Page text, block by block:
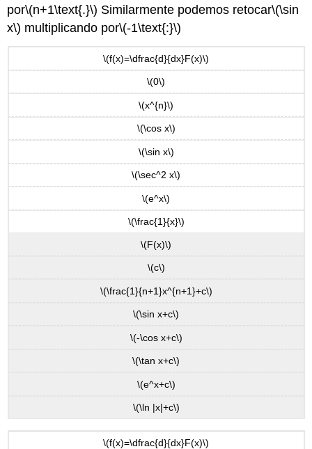
por\(n+1\text{.}\) Similarmente podemos retocar\(\sin
x\) multiplicando por\(-1\text{:}\)
\(f(x)=\dfrac{d}{dx}F(x)\)
\(0\)
\(x^{n}\)
\(\cos x\)
\(\sin x\)
\(\sec^2 x\)
\(e^x\)
\(\frac{1}{x}\)
\(F(x)\)
\(c\)
\(\frac{1}{n+1}x^{n+1}+c\)
\(\sin x+c\)
\(-\cos x+c\)
\(\tan x+c\)
\(e^x+c\)
\(\ln |x|+c\)
\(f(x)=\dfrac{d}{dx}F(x)\)